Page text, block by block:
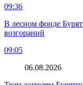
09:36
В лесном фонде
возгораний
09:05
06.08.2026